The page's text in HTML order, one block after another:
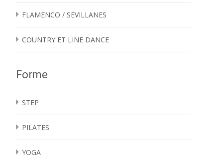
FLAMENCO / SEVILLANES
COUNTRY ET LINE DANCE
Forme
STEP
PILATES
YOGA